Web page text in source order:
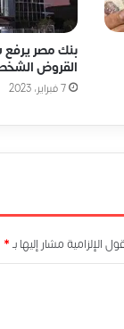
بنك مصر يرفع
القروض
7 فبراير، 2023
الإلزامية مشار إليها بـ*